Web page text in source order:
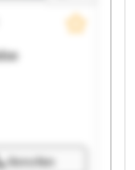
Anrufen